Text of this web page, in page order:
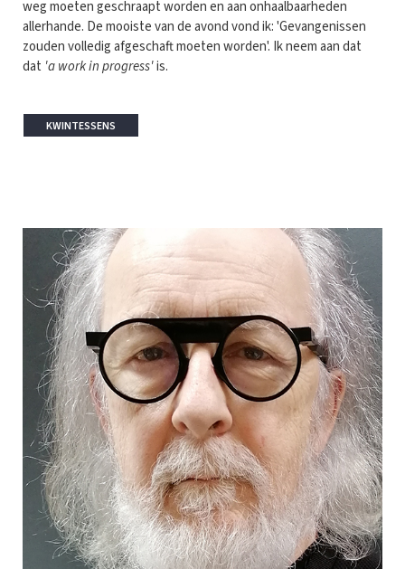
weg moeten geschraapt worden en aan onhaalbaarheden
allerhande. De mooiste van de avond vond ik: 'Gevangenissen
zouden volledig afgeschaft moeten worden'. Ik neem aan dat
dat 'a work in progress'is.
KWINTESSENS